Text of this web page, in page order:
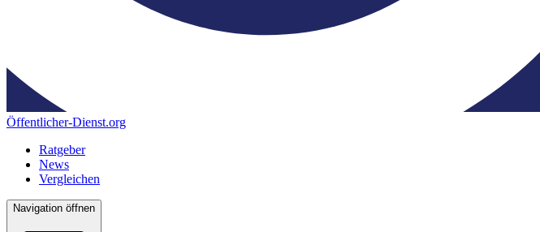
Öffentlicher-Dienst.org
Ratgeber
News
Vergleichen
Navigation öffnen